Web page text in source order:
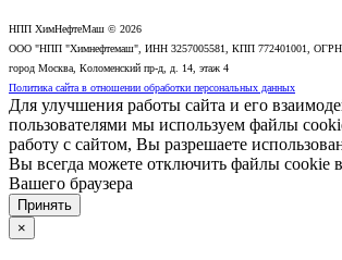
НПП ХимНефтеМаш © 2026
ООО "НПП "Химнефтемаш", ИНН 3257005581, КПП 772401001, ОГРН
город Москва, Коломенский пр-д, д. 14, этаж 4
Политика сайта в отношении обработки персональных данных
Для улучшения работы сайта и его
пользователями мы используем файлы
работу с сайтом, Вы разрешаете
Вы всегда можете отключить файлы cookie
Вашего браузера
Принять
×